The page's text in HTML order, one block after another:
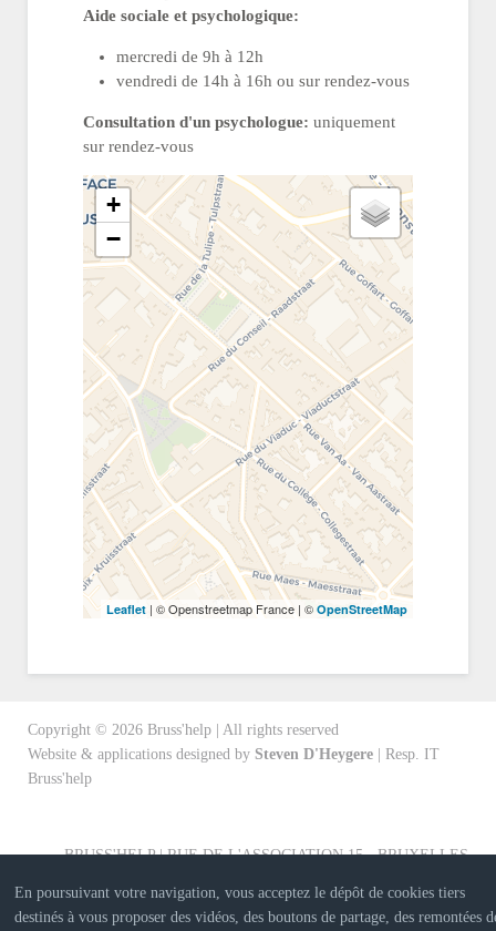
Aide sociale et psychologique:
mercredi de 9h à 12h
vendredi de 14h à 16h ou sur rendez-vous
Consultation d'un psychologue: uniquement
sur rendez-vous
+
−
Leaflet | © Openstreetmap France | © OpenStreetMap
Copyright © 2026 Bruss'help | All rights reserved
Website & applications designed by Steven D'Heygere | Resp. IT
Bruss'help
En poursuivant votre navigation, vous acceptez le dépôt de cookies tiers
destinés à vous proposer des vidéos, des boutons de partage, des remontées
BRUSS'HELP | RUE DE L'ASSOCIATION 15 - BRUXELLES